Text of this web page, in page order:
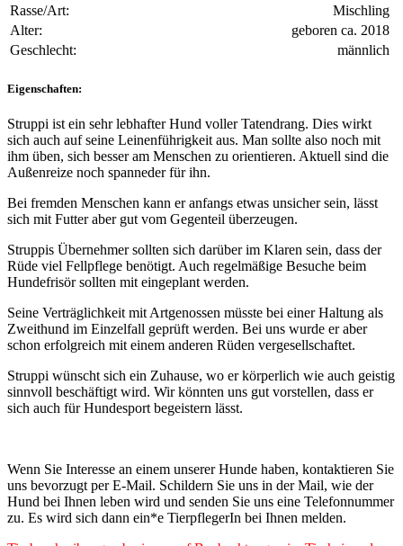
Rasse/Art:
Mischling
Alter:
geboren ca. 2018
Geschlecht:
männlich
Eigenschaften:
Struppi ist ein sehr lebhafter Hund voller Tatendrang. Dies wirkt
sich auch auf seine Leinenführigkeit aus. Man sollte also noch mit
ihm üben, sich besser am Menschen zu orientieren. Aktuell sind die
Außenreize noch spanneder für ihn.
Bei fremden Menschen kann er anfangs etwas unsicher sein, lässt
sich mit Futter aber gut vom Gegenteil überzeugen.
Struppis Übernehmer sollten sich darüber im Klaren sein, dass der
Rüde viel Fellpflege benötigt. Auch regelmäßige Besuche beim
Hundefrisör sollten mit eingeplant werden.
Seine Verträglichkeit mit Artgenossen müsste bei einer Haltung als
Zweithund im Einzelfall geprüft werden. Bei uns wurde er aber
schon erfolgreich mit einem anderen Rüden vergesellschaftet.
Struppi wünscht sich ein Zuhause, wo er körperlich wie auch geistig
sinnvoll beschäftigt wird. Wir könnten uns gut vorstellen, dass er
sich auch für Hundesport begeistern lässt.
Wenn Sie Interesse an einem unserer Hunde haben, kontaktieren Sie
uns bevorzugt per E-Mail. Schildern Sie uns in der Mail, wie der
Hund bei Ihnen leben wird und senden Sie uns eine Telefonnummer
zu. Es wird sich dann ein*e TierpflegerIn bei Ihnen melden.